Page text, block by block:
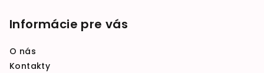
Informácie pre vás
O nás
Kontakty